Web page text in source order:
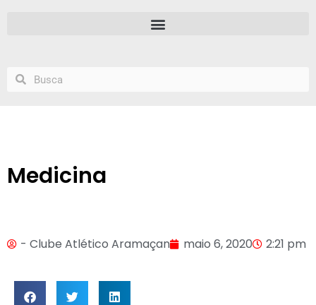
Medicina
- Clube Atlético Aramaçan maio 6, 2020 2:21 pm